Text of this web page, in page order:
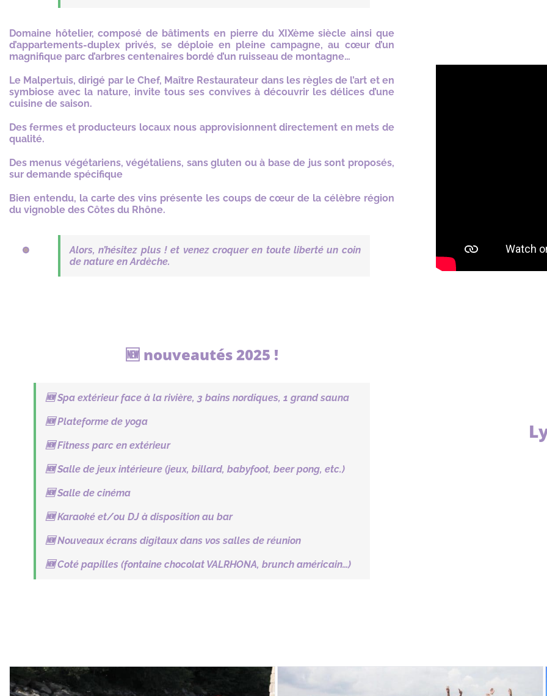
Domaine hôtelier, composé de bâtiments en pierre du XIXème siècle ainsi que
d’appartements-duplex privés, se déploie en pleine campagne, au cœur d’un
magnifique parc d’arbres centenaires bordé d’un ruisseau de montagne…
Le Malpertuis, dirigé par le Chef, Maître Restaurateur dans les règles de l’art et en
symbiose avec la nature, invite tous ses convives à découvrir les délices d’une
cuisine de saison.
Des fermes et producteurs locaux nous approvisionnent directement en mets de
qualité.
Des menus végétariens, végétaliens, sans gluten ou à base de jus sont proposés,
sur demande spécifique
Bien entendu, la carte des vins présente les coups de cœur de la célèbre région
du vignoble des Côtes du Rhône.
Alors, n’hésitez plus ! et venez croquer en toute liberté un coin
de nature en Ardèche.
🆕 nouveautés 2025 !
🆕 Spa extérieur face à la rivière, 3 bains nordiques, 1 grand sauna
🆕 Plateforme de yoga
🆕 Fitness parc en extérieur
🆕 Salle de jeux intérieure (jeux, billard, babyfoot, beer pong, etc.)
🆕 Salle de cinéma
🆕 Karaoké et/ou DJ à disposition au bar
🆕 Nouveaux écrans digitaux dans vos salles de réunion
🆕 Coté papilles (fontaine chocolat VALRHONA, brunch américain…)